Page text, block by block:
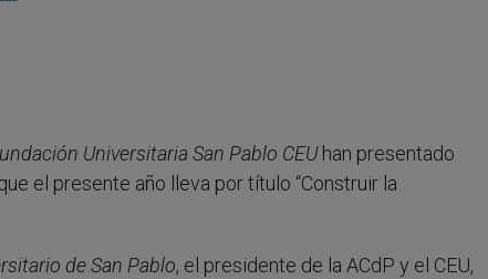
Universitaria San Pablo CEUhan presentado
el presente año lleva por título “Construir la
de San Pablo, el presidente de la ACdP y el CEU,